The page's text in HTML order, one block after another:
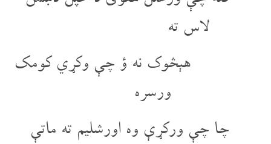
لاس ته
هېڅوک نه ؤ چې وکړي کومک
ورسره
چا چې ورکړې وه اورشلیم ته ماتې